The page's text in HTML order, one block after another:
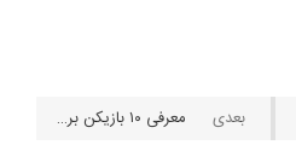
معرفی ۱۰ بازیکن برتر ایرانی پوکر